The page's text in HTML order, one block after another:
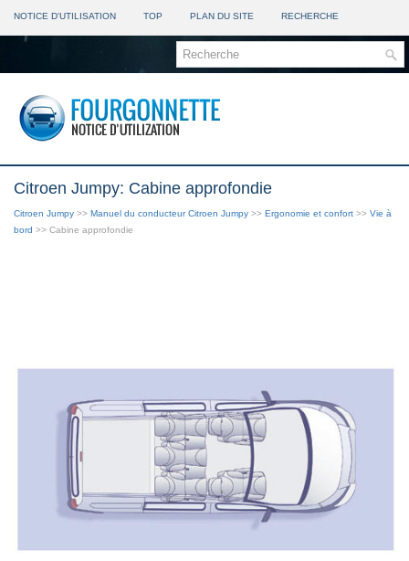
NOTICE D'UTILISATION TOP PLAN DU SITE RECHERCHE
Citroen Jumpy: Cabine approfondie
Citroen Jumpy >> Manuel du conducteur Citroen Jumpy >> Ergonomie et confort >> Vie à
bord >> Cabine approfondie